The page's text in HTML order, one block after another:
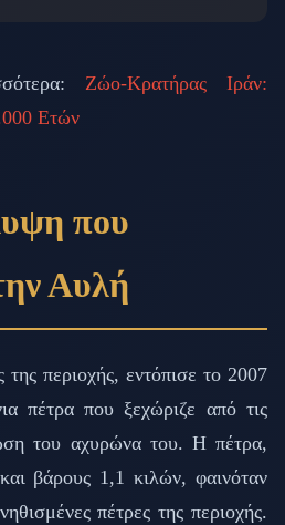
Ζώο-Κρατήρας Ιράν:
Ετών
που
Αυλή
περιοχής, εντόπισε το 2007
πέτρα που ξεχώριζε από τις
του αχυρώνα του. Η πέτρα,
βάρους 1,1 κιλών, φαινόταν
πέτρες της περιοχής.